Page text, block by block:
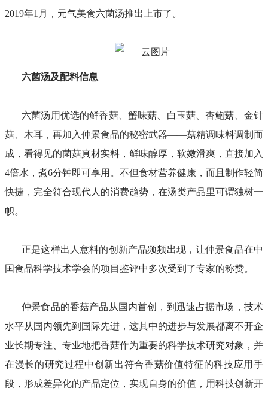
2019年1月，元气美食六菌汤推出上市了。
六菌汤及配料信息
六菌汤用优选的鲜香菇、蟹味菇、白玉菇、杏鲍菇、金针
菇、木耳，再加入仲景食品的秘密武器——菇精调味料调制而
成，看得见的菌菇真材实料，鲜味醇厚，软嫩滑爽，直接加入
4倍水，煮6分钟即可享用。不但食材营养健康，而且制作轻简
快捷，完全符合现代人的消费趋势，在汤类产品里可谓独树一
帜。
正是这样出人意料的创新产品频频出现，让仲景食品在中
国食品科学技术学会的项目鉴评中多次受到了专家的称赞。
仲景食品的香菇产品从国内首创，到迅速占据市场，技术
水平从国内领先到国际先进，这其中的进步与发展都离不开企
业长期专注、专业地把香菇作为重要的科学技术研究对象，并
在漫长的研究过程中创新出符合香菇价值特征的科技应用手
段，形成差异化的产品定位，实现自身的价值，用科技创新开